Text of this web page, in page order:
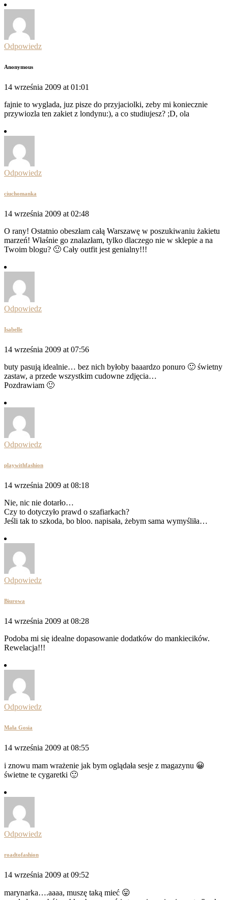
Odpowiedz
Anonymous
14 września 2009 at 01:01
fajnie to wyglada, juz pisze do przyjaciolki, zeby mi koniecznie
przywiozla ten zakiet z londynu:), a co studiujesz? ;D, ola
Odpowiedz
ciuchomanka
14 września 2009 at 02:48
O rany! Ostatnio obeszłam całą Warszawę w poszukiwaniu żakietu
marzeń! Właśnie go znalazłam, tylko dlaczego nie w sklepie a na
Twoim blogu? 🙂 Cały outfit jest genialny!!!
Odpowiedz
Isabelle
14 września 2009 at 07:56
buty pasują idealnie… bez nich byłoby baaardzo ponuro 🙂 świetny
zastaw, a przede wszystkim cudowne zdjęcia…
Pozdrawiam 🙂
Odpowiedz
playwithfashion
14 września 2009 at 08:18
Nie, nic nie dotarło…
Czy to dotyczyło prawd o szafiarkach?
Jeśli tak to szkoda, bo bloo. napisała, żebym sama wymyśliła…
Odpowiedz
Biurowa
14 września 2009 at 08:28
Podoba mi się idealne dopasowanie dodatków do mankiecików.
Rewelacja!!!
Odpowiedz
Mała Gosia
14 września 2009 at 08:55
i znowu mam wrażenie jak bym oglądała sesje z magazynu 😀
świetne te cygaretki 🙂
Odpowiedz
roadtofashion
14 września 2009 at 09:52
marynarka….aaaa, muszę taką mieć 😛